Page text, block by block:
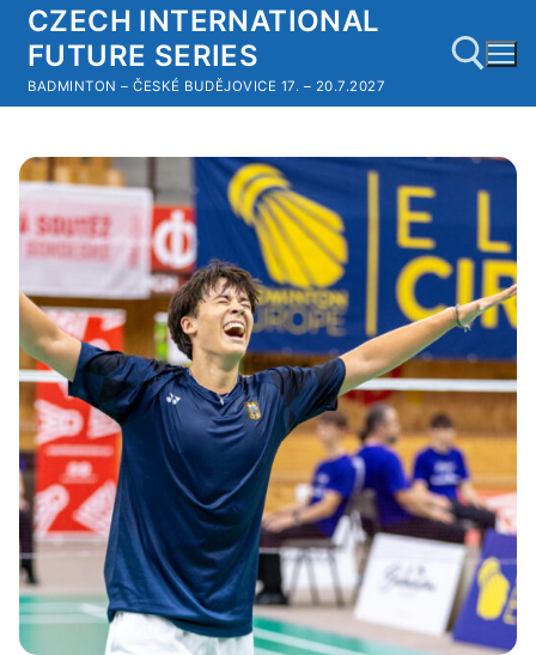
Přeskočit
obsah
CZECH INTERNATIONAL
FUTURE SERIES
BADMINTON – ČESKÉ BUDĚJOVICE 17. – 20.7.2027
Hledat: